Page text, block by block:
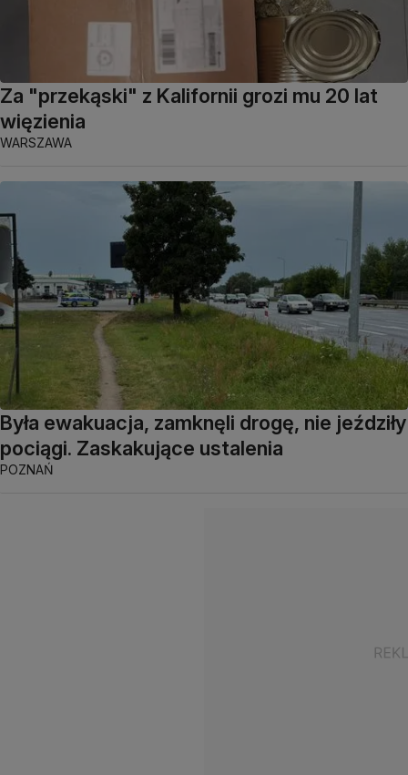
Za "przekąski" z Kalifornii grozi mu 20 lat
więzienia
WARSZAWA
Była ewakuacja, zamknęli drogę, nie jeździły
pociągi. Zaskakujące ustalenia
POZNAŃ